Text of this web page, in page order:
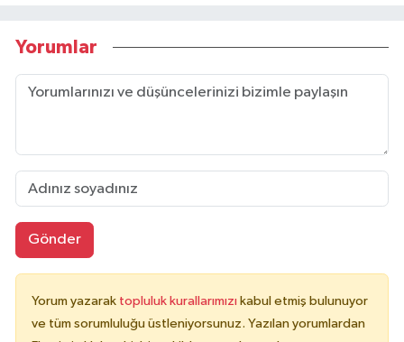
Yorumlar
Gönder
Yorum yazarak topluluk kurallarımızı kabul etmiş bulunuyor
ve tüm sorumluluğu üstleniyorsunuz. Yazılan yorumlardan